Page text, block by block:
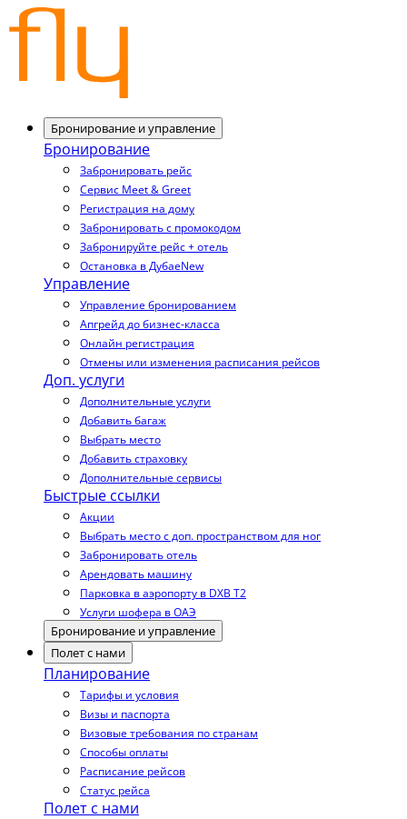
Бронирование и управление
Бронирование
Забронировать рейс
Сервис Meet & Greet
Регистрация на дому
Забронировать с промокодом
Забронируйте рейс + отель
Остановка в ДубаеNew
Управление
Управление бронированием
Апгрейд до бизнес-класса
Онлайн регистрация
Отмены или изменения расписания рейсов
Доп. услуги
Дополнительные услуги
Добавить багаж
Выбрать место
Добавить страховку
Дополнительные сервисы
Быстрые ссылки
Акции
Выбрать место с доп. пространством для ног
Забронировать отель
Арендовать машину
Парковка в аэропорту в DXB T2
Услуги шофера в ОАЭ
Бронирование и управление
Полет с нами
Планирование
Тарифы и условия
Визы и паспорта
Визовые требования по странам
Способы оплаты
Расписание рейсов
Статус рейса
Полет с нами